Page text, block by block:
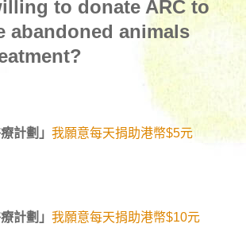
to donate ARC to
abandoned animals
計劃」 我願意每天捐助港幣$5元
計劃」 我願意每天捐助港幣$10元